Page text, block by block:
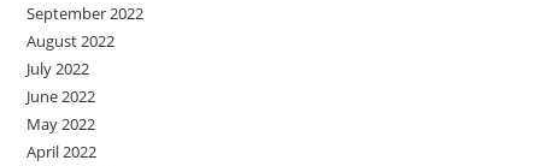
September 2022
August 2022
July 2022
June 2022
May 2022
April 2022